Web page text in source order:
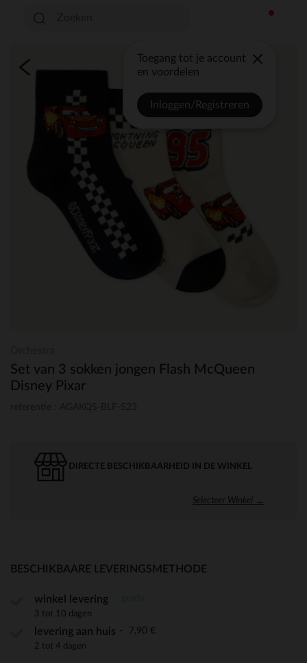
Toegang tot je account
en voordelen
Inloggen/Registreren
Set van 3 sokken jongen Flash McQueen
Disney Pixar
DIRECTE BESCHIKBAARHEID IN DE WINKEL
Selecteer Winkel →
BESCHIKBAARE LEVERINGSMETHODE
winkel levering
3 tot 10 dagen
levering aan huis 7,90 €
2 tot 4 dagen